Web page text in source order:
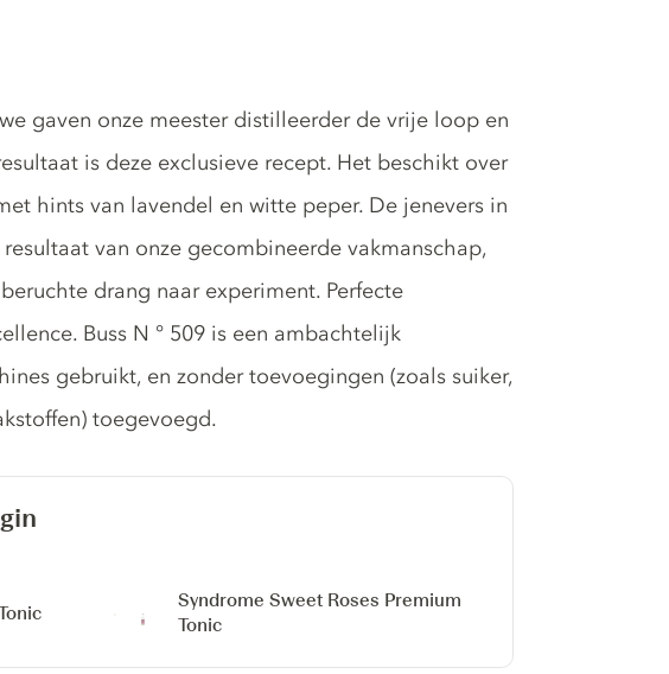
gaven onze meester distilleerder de vrije loop en
is deze exclusieve recept. Het beschikt over
hints van lavendel en witte peper. De jenevers in
van onze gecombineerde vakmanschap,
drang naar experiment. Perfecte
Buss N ° 509 is een ambachtelijk
gebruikt, en zonder toevoegingen (zoals suiker,
toegevoegd.
Syndrome Sweet Roses Premium
Tonic